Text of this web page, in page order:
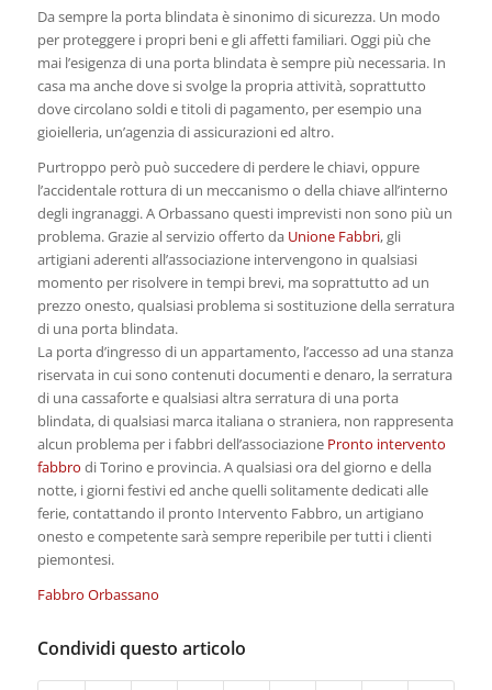
Da sempre la porta blindata è sinonimo di sicurezza. Un modo
per proteggere i propri beni e gli affetti familiari. Oggi più che
mai l’esigenza di una porta blindata è sempre più necessaria. In
casa ma anche dove si svolge la propria attività, soprattutto
dove circolano soldi e titoli di pagamento, per esempio una
gioielleria, un’agenzia di assicurazioni ed altro.
Purtroppo però può succedere di perdere le chiavi, oppure
l’accidentale rottura di un meccanismo o della chiave all’interno
degli ingranaggi. A Orbassano questi imprevisti non sono più un
problema. Grazie al servizio offerto da Unione Fabbri, gli
artigiani aderenti all’associazione intervengono in qualsiasi
momento per risolvere in tempi brevi, ma soprattutto ad un
prezzo onesto, qualsiasi problema si sostituzione della serratura
di una porta blindata.
La porta d’ingresso di un appartamento, l’accesso ad una stanza
riservata in cui sono contenuti documenti e denaro, la serratura
di una cassaforte e qualsiasi altra serratura di una porta
blindata, di qualsiasi marca italiana o straniera, non rappresenta
alcun problema per i fabbri dell’associazione Pronto intervento
fabbro di Torino e provincia. A qualsiasi ora del giorno e della
notte, i giorni festivi ed anche quelli solitamente dedicati alle
ferie, contattando il pronto Intervento Fabbro, un artigiano
onesto e competente sarà sempre reperibile per tutti i clienti
piemontesi.
Fabbro Orbassano
Condividi questo articolo